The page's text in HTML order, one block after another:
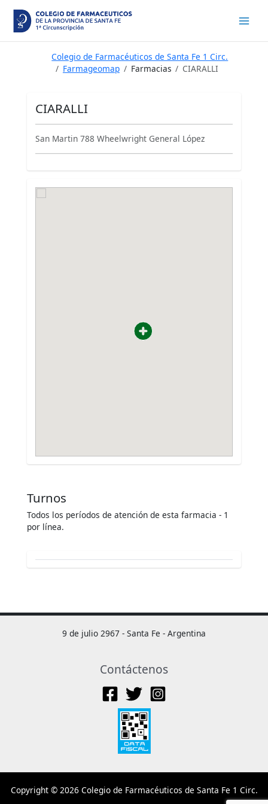
contenido
Colegio de Farmacéuticos de Santa Fe 1 Circ.
Farmageomap
Farmacias CIARALLI
CIARALLI
San Martin 788 Wheelwright General López
Turnos
Todos los períodos de atención de esta farmacia - 1
por línea.
9 de julio 2967 - Santa Fe - Argentina
Contáctenos
Copyright © 2026 Colegio de Farmacéuticos de Santa Fe 1 Circ.